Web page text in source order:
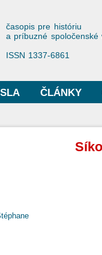
Forum
časopis pre históriu
a príbuzné spoločenské
ISSN 1337-6861
ČLÁNKY